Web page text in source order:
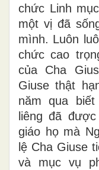
chức Linh
một vị đã
mình. Luôn
chức cao
của Cha
Giuse thật
năm qua
liêng đã
giáo họ mà
lệ Cha Giuse
và mục vụ